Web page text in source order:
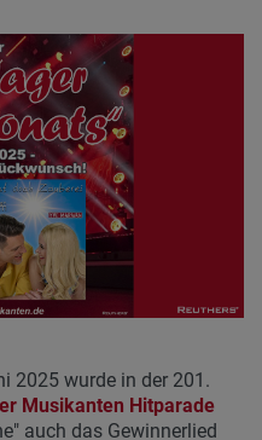
2025 wurde in der 201.
Musikanten Hitparade
auch das Gewinnerlied